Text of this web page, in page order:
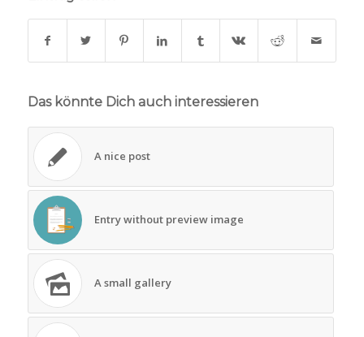
Das könnte Dich auch interessieren
A nice post
Entry without preview image
A small gallery